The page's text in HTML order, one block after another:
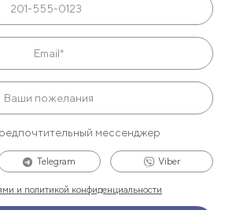
мессенджер
Telegram Viber
и политикой конфиденциальности